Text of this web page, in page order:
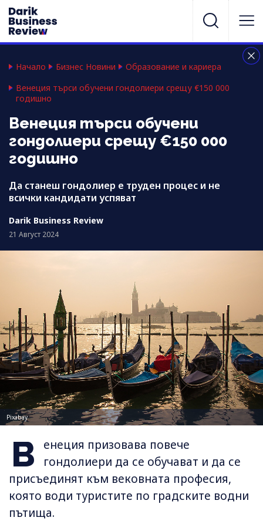
Начало Бизнес Новини
Образование и кариера
Венеция търси обучени гондолиери срещу €150 000
годишно
Венеция търси обучени
гондолиери срещу €150 000
годишно
Да станеш гондолиер е труден процес и не
всички кандидати успяват
Darik Business Review
21 Август 2024
Pixabay
В
енеция призовава повече
гондолиери да се обучават и да се
присъединят към вековната професия,
която води туристите по градските водни
пътища.